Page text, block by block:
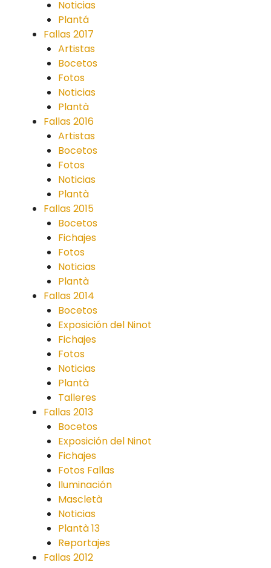
Noticias
Plantá
Fallas 2017
Artistas
Bocetos
Fotos
Noticias
Plantà
Fallas 2016
Artistas
Bocetos
Fotos
Noticias
Plantà
Fallas 2015
Bocetos
Fichajes
Fotos
Noticias
Plantà
Fallas 2014
Bocetos
Exposición del Ninot
Fichajes
Fotos
Noticias
Plantà
Talleres
Fallas 2013
Bocetos
Exposición del Ninot
Fichajes
Fotos Fallas
Iluminación
Mascletà
Noticias
Plantà 13
Reportajes
Fallas 2012